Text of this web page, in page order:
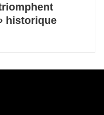
historique